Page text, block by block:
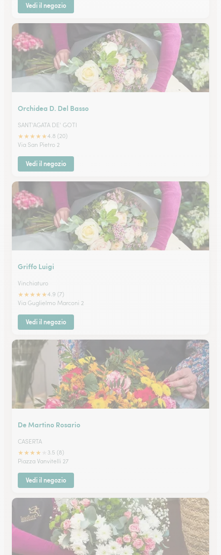
Vedi il negozio
Orchidea D. Del Basso
SANT'AGATA DE' GOTI
★★★★★4.8 (20)
Via San Pietro 2
Vedi il negozio
Griffo Luigi
Vinchiaturo
★★★★★4.9 (7)
Via Guglielmo Marconi 2
Vedi il negozio
De Martino Rosario
CASERTA
★★★★
3.5 (8)
Piazza Vanvitelli 27
Vedi il negozio